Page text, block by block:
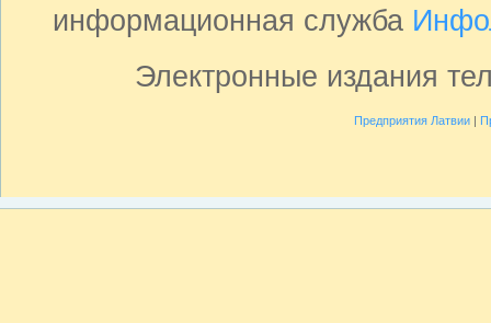
информационная служба
Электронные издания
Предприятия Латвии|